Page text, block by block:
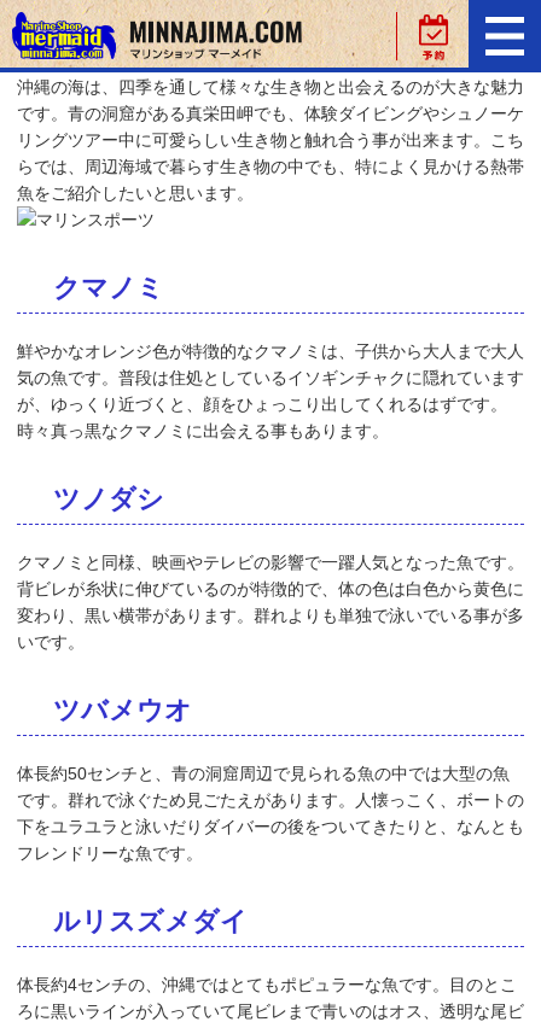
沖縄の海は、四季を通して様々な生き物と出会えるのが大きな魅力
です。青の洞窟がある真栄田岬でも、体験ダイビングやシュノーケ
リングツアー中に可愛らしい生き物と触れ合う事が出来ます。こち
らでは、周辺海域で暮らす生き物の中でも、特によく見かける熱帯
魚をご紹介したいと思います。
クマノミ
鮮やかなオレンジ色が特徴的なクマノミは、子供から大人まで大人
気の魚です。普段は住処としているイソギンチャクに隠れています
が、ゆっくり近づくと、顔をひょっこり出してくれるはずです。
時々真っ黒なクマノミに出会える事もあります。
ツノダシ
クマノミと同様、映画やテレビの影響で一躍人気となった魚です。
背ビレが糸状に伸びているのが特徴的で、体の色は白色から黄色に
変わり、黒い横帯があります。群れよりも単独で泳いでいる事が多
いです。
ツバメウオ
体長約50センチと、青の洞窟周辺で見られる魚の中では大型の魚
です。群れで泳ぐため見ごたえがあります。人懐っこく、ボートの
下をユラユラと泳いだりダイバーの後をついてきたりと、なんとも
フレンドリーな魚です。
ルリスズメダイ
体長約4センチの、沖縄ではとてもポピュラーな魚です。目のとこ
ろに黒いラインが入っていて尾ビレまで青いのはオス、透明な尾ビ